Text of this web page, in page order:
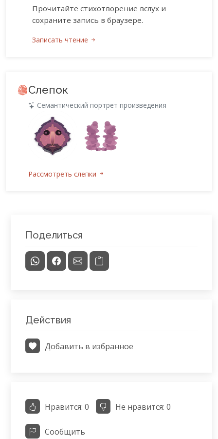
Прочитайте стихотворение вслух и
сохраните запись в браузере.
Записать чтение
Слепок
Семантический портрет произведения
Рассмотреть слепки
Поделиться
Действия
Добавить в избранное
Нравится: 0 Не нравится: 0
Сообщить